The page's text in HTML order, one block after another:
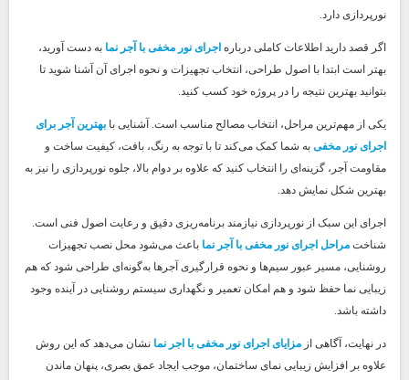
نورپردازی دارد.
اگر قصد دارید اطلاعات کاملی درباره اجرای نور مخفی با آجر نما به دست آورید،
بهتر است ابتدا با اصول طراحی، انتخاب تجهیزات و نحوه اجرای آن آشنا شوید تا
بتوانید بهترین نتیجه را در پروژه خود کسب کنید.
یکی از مهم‌ترین مراحل، انتخاب مصالح مناسب است. آشنایی با بهترین آجر برای
اجرای نور مخفی به شما کمک می‌کند تا با توجه به رنگ، بافت، کیفیت ساخت و
مقاومت آجر، گزینه‌ای را انتخاب کنید که علاوه بر دوام بالا، جلوه نورپردازی را نیز به
بهترین شکل نمایش دهد.
اجرای این سبک از نورپردازی نیازمند برنامه‌ریزی دقیق و رعایت اصول فنی است.
شناخت مراحل اجرای نور مخفی با آجر نما باعث می‌شود محل نصب تجهیزات
روشنایی، مسیر عبور سیم‌ها و نحوه قرارگیری آجرها به‌گونه‌ای طراحی شود که هم
زیبایی نما حفظ شود و هم امکان تعمیر و نگهداری سیستم روشنایی در آینده وجود
داشته باشد.
در نهایت، آگاهی از مزایای اجرای نور مخفی با اجر نما نشان می‌دهد که این روش
علاوه بر افزایش زیبایی نمای ساختمان، موجب ایجاد عمق بصری، پنهان ماندن